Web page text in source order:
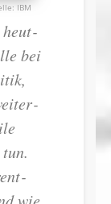
IBM
heut­
bei